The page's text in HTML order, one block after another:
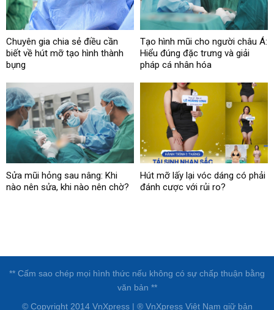
Chuyên gia chia sẻ điều cần
biết về hút mỡ tạo hình thành
bụng
Tạo hình mũi cho người châu Á:
Hiểu đúng đặc trưng và giải
pháp cá nhân hóa
Sửa mũi hỏng sau nâng: Khi
nào nên sửa, khi nào nên chờ?
Hút mỡ lấy lại vóc dáng có phải
đánh cược với rủi ro?
** Cấm sao chép mọi hình thức nếu không có sự chấp thuận bằng
văn bản **
© Copyright 2014 VnXpress | ® VnXpress Việt Nam giữ bản